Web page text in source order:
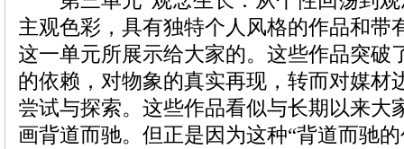
主观色彩，具有独特个人风格的作品和带
这一单元所展示给大家的。这些作品突破
的依赖，对物象的真实再现，转而对媒材
尝试与探索。这些作品看似与长期以来大
画背道而驰。但正是因为这种“背道而驰